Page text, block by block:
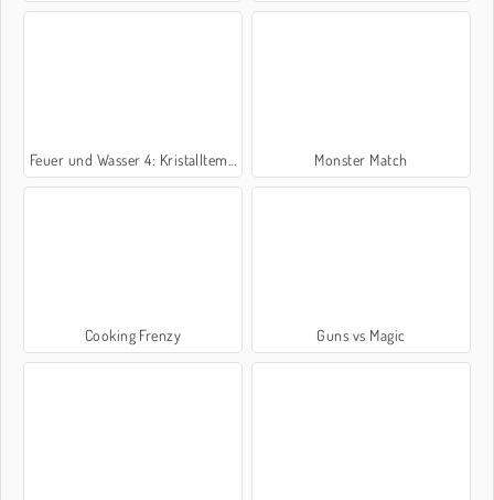
Feuer und Wasser 4: Kristalltempel Monster Match
Cooking Frenzy Guns vs Magic